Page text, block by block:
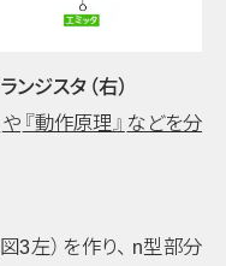
ンジスタ （右）
や 『動作原理』 などを分
図3左） を作り、 n型部分